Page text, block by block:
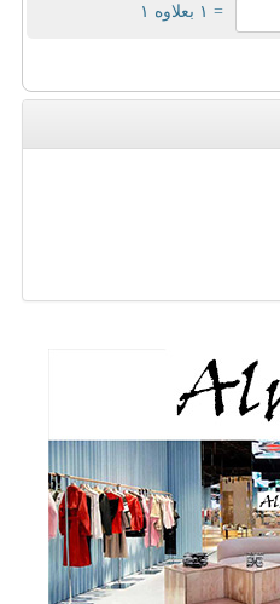
= ۱ بعلاوه ۱